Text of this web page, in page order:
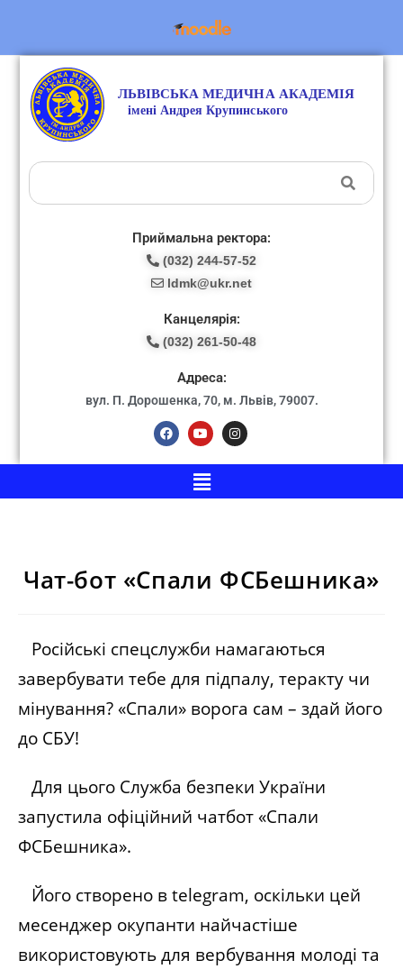
Приймальна ректора:
(032) 244-57-52
ldmk@ukr.net
Канцелярія:
(032) 261-50-48
Адреса:
вул. П. Дорошенка, 70, м. Львів, 79007.
Чат-бот «Спали ФСБешника»
Російські спецслужби намагаються
завербувати тебе для підпалу, теракту чи
мінування? «Спали» ворога сам – здай його
до СБУ!
Для цього Служба безпеки України
запустила офіційний чатбот «Спали
ФСБешника».
Його створено в telegram, оскільки цей
месенджер окупанти найчастіше
використовують для вербування молоді та